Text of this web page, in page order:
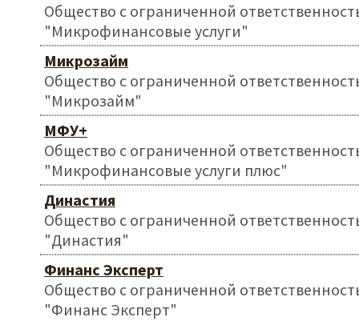
Общество с ограниченной
"Микрофинансовые услуги"
Микрозайм
Общество с ограниченной
"Микрозайм"
МФУ+
Общество с ограниченной
"Микрофинансовые услуги плюс"
Династия
Общество с ограниченной
"Династия"
Финанс Эксперт
Общество с ограниченной
"Финанс Эксперт"